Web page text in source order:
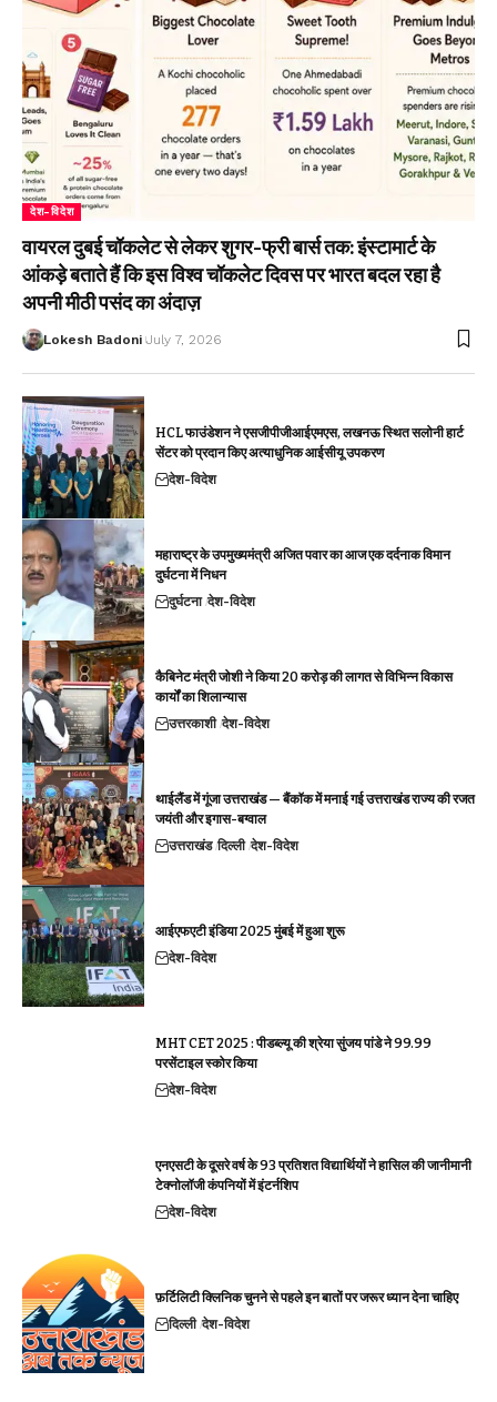
देश-विदेश
वायरल दुबई चॉकलेट से लेकर शुगर-फ्री बार्स तक: इंस्टामार्ट के
आंकड़े बताते हैं कि इस विश्व चॉकलेट दिवस पर भारत बदल रहा है
अपनी मीठी पसंद का अंदाज़
Lokesh Badoni July 7, 2026
HCL फाउंडेशन ने एसजीपीजीआईएमएस, लखनऊ स्थित सलोनी हार्ट
सेंटर को प्रदान किए अत्याधुनिक आईसीयू उपकरण
देश-विदेश
महाराष्ट्र के उपमुख्यमंत्री अजित पवार का आज एक दर्दनाक विमान
दुर्घटना में निधन
दुर्घटना देश-विदेश
कैबिनेट मंत्री जोशी ने किया 20 करोड़ की लागत से विभिन्न विकास
कार्यों का शिलान्यास
उत्तरकाशी देश-विदेश
थाईलैंड में गूंजा उत्तराखंड — बैंकॉक में मनाई गई उत्तराखंड राज्य की रजत
जयंती और इगास-बग्वाल
उत्तराखंड दिल्ली देश-विदेश
आईएफएटी इंडिया 2025 मुंबई में हुआ शुरू
देश-विदेश
MHT CET 2025 : पीडब्ल्यू की श्रेया सुंजय पांडे ने 99.99
परसेंटाइल स्कोर किया
देश-विदेश
एनएसटी के दूसरे वर्ष के 93 प्रतिशत विद्यार्थियों ने हासिल की जानीमानी
टेक्नोलॉजी कंपनियों में इंटर्नशिप
देश-विदेश
फ़र्टिलिटी क्लिनिक चुनने से पहले इन बातों पर जरूर ध्यान देना चाहिए
दिल्ली देश-विदेश